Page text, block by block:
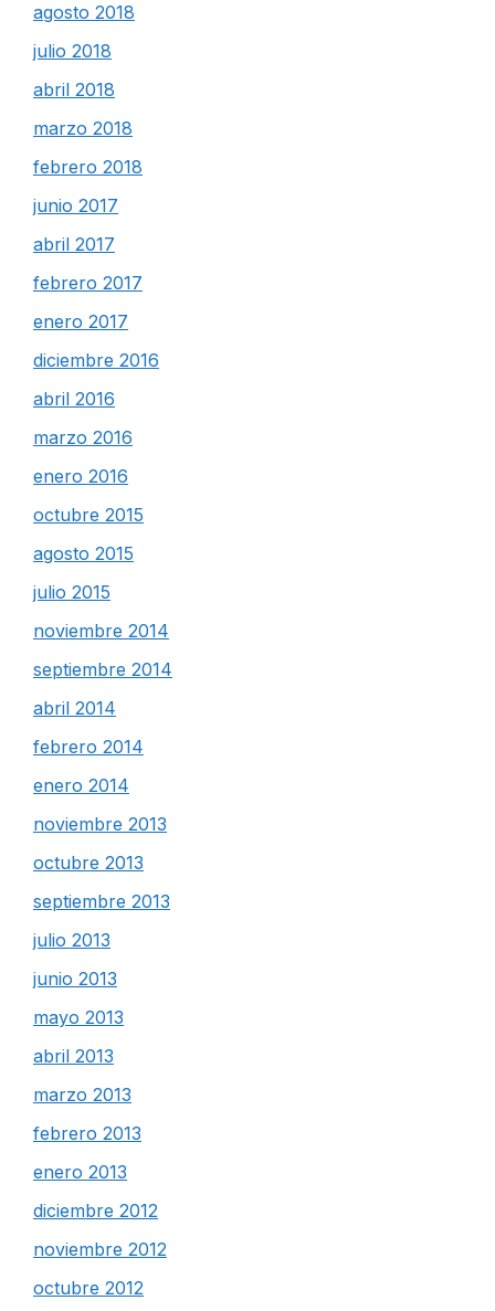
agosto 2018
julio 2018
abril 2018
marzo 2018
febrero 2018
junio 2017
abril 2017
febrero 2017
enero 2017
diciembre 2016
abril 2016
marzo 2016
enero 2016
octubre 2015
agosto 2015
julio 2015
noviembre 2014
septiembre 2014
abril 2014
febrero 2014
enero 2014
noviembre 2013
octubre 2013
septiembre 2013
julio 2013
junio 2013
mayo 2013
abril 2013
marzo 2013
febrero 2013
enero 2013
diciembre 2012
noviembre 2012
octubre 2012